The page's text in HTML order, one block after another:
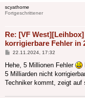
scyathome
Fortgeschrittener
Re: [VF
korrigierbare Fehler in
Beitrag
22.11.2024, 17:32
Hehe, 5 Millionen Fehler
5 Milliarden nicht
Techniker kommt, zeigt auf